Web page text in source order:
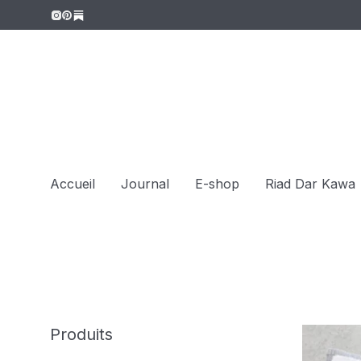
Accueil Journal E-shop Riad Dar Kawa
Produits